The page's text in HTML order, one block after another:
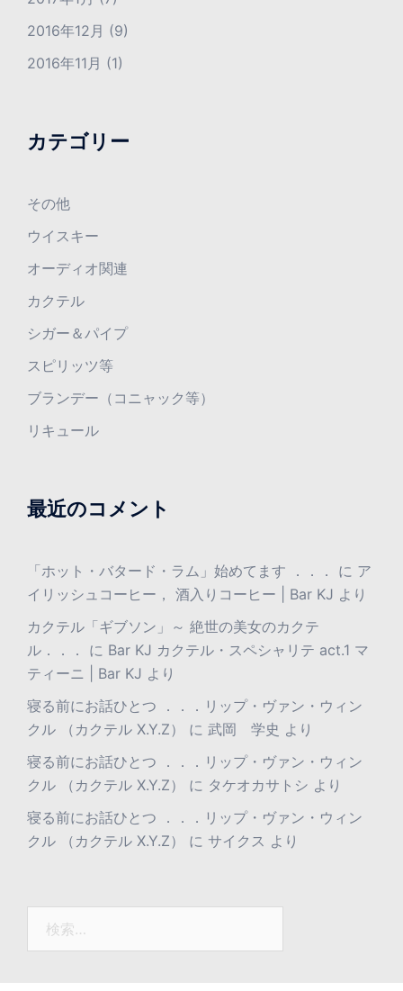
2016年12月 (9)
2016年11月 (1)
カテゴリー
その他
ウイスキー
オーディオ関連
カクテル
シガー＆パイプ
スピリッツ等
ブランデー（コニャック等）
リキュール
最近のコメント
「ホット・バタード・ラム」始めてます ．．． に ア
イリッシュコーヒー， 酒入りコーヒー | Bar KJ より
カクテル「ギブソン」～ 絶世の美女のカクテ
ル．．．
に Bar KJ カクテル・スペシャリテ act.1 マ
ティーニ | Bar KJ より
寝る前にお話ひとつ ．．．リップ・ヴァン・ウィン
クル （カクテル X.Y.Z）
に 武岡 学史 より
寝る前にお話ひとつ ．．．リップ・ヴァン・ウィン
クル （カクテル X.Y.Z）
に タケオカサトシ より
寝る前にお話ひとつ ．．．リップ・ヴァン・ウィン
クル （カクテル X.Y.Z）
に サイクス より